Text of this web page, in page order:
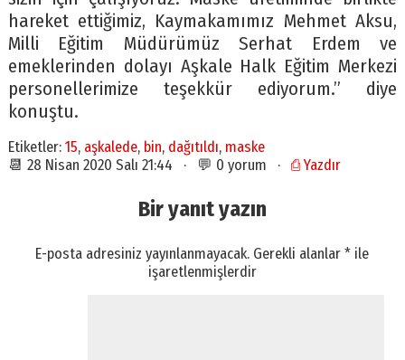
hareket ettiğimiz, Kaymakamımız Mehmet Aksu,
Milli Eğitim Müdürümüz Serhat Erdem ve
emeklerinden dolayı Aşkale Halk Eğitim Merkezi
personellerimize teşekkür ediyorum.” diye
konuştu.
Etiketler: 15, aşkalede, bin, dağıtıldı, maske
📆 28 Nisan 2020 Salı 21:44 · 💬 0 yorum · ⎙ Yazdır
Bir yanıt yazın
E-posta adresiniz yayınlanmayacak. Gerekli alanlar* ile
işaretlenmişlerdir